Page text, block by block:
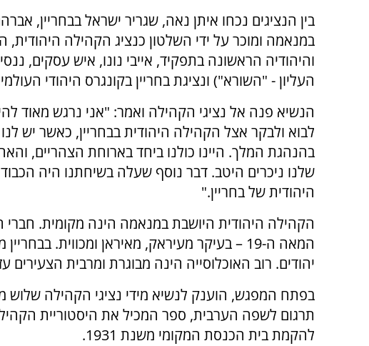
בין הנציגים נכחו איתן נאה, שגריר ישראל בבחריין,
במנאמה ומוכר על ידי השלטון כנציג הקהילה היהודית,
והיהודיה הראשונה בתפקיד, אייבי נונו, איש עסקים,
העליון - "השורא") ונציגת בחריין בקונגרס היהודי
הנשיא פנה אל נציגי הקהילה ואמר: "אני נרגש מאוד
לבוא ולבקר אצל הקהילה היהודית בבחריין, כאשר יש
בהנהגת המלך. היינו כולנו ביחד בארוחת הצהריים,
שלנו ניכרים היטב. דבר נוסף שעלה בשיחתנו היה
היהודית של בחריין."
המאה ה-19 – בעיקר מעיראק, מאיראן ומכווית.
יהודים. רוב האוכלוסייה הינה מבוגרת ומרבית הצעירים
בפתח המפגש, הוענק לנשיא מידי נציגי הקהילה שלוש
תרגום לשפה הערבית, ספר המכיל את היסטוריית
להקמת בית הכנסת המקומי משנת 1931.